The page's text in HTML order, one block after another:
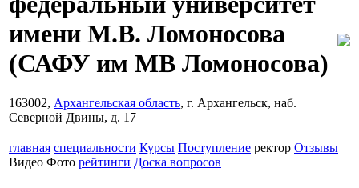
имени М.В. Ломоносова
(САФУ им МВ Ломоносова)
163002, Архангельская область, г. Архангельск, наб.
Северной Двины, д. 17
главная специальности Курсы Поступление ректор Отзывы
Видео Фото рейтинги Доска вопросов